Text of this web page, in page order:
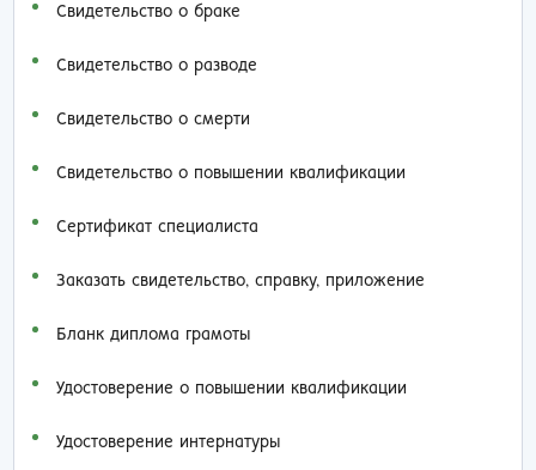
Свидетельство о браке
Свидетельство о разводе
Свидетельство о смерти
Свидетельство о повышении квалификации
Сертификат специалиста
Заказать cвидетельство, справку, приложение
Бланк диплома грамоты
Удостоверение о повышении квалификации
Удостоверение интернатуры